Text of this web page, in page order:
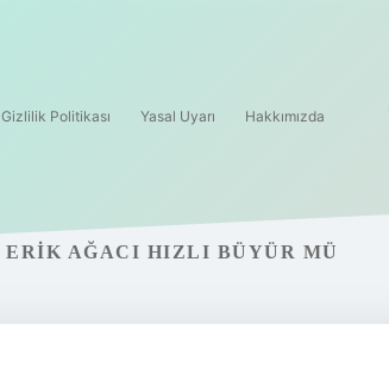
Gizlilik Politikası Yasal Uyarı Hakkımızda
ERIK AĞACI HIZLI BÜYÜR MÜ